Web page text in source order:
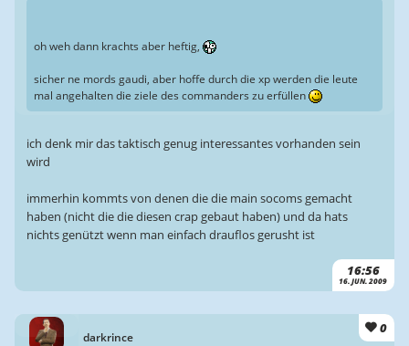
16:56
16. JUN. 2009
oh weh dann krachts aber heftig,
sicher ne mords gaudi, aber hoffe durch die xp werden die leute
mal angehalten die ziele des commanders zu erfüllen
ich denk mir das taktisch genug interessantes vorhanden sein
wird
immerhin kommts von denen die die main socoms gemacht
haben (nicht die die diesen crap gebaut haben) und da hats
nichts genützt wenn man einfach drauflos gerusht ist
darkrince
0